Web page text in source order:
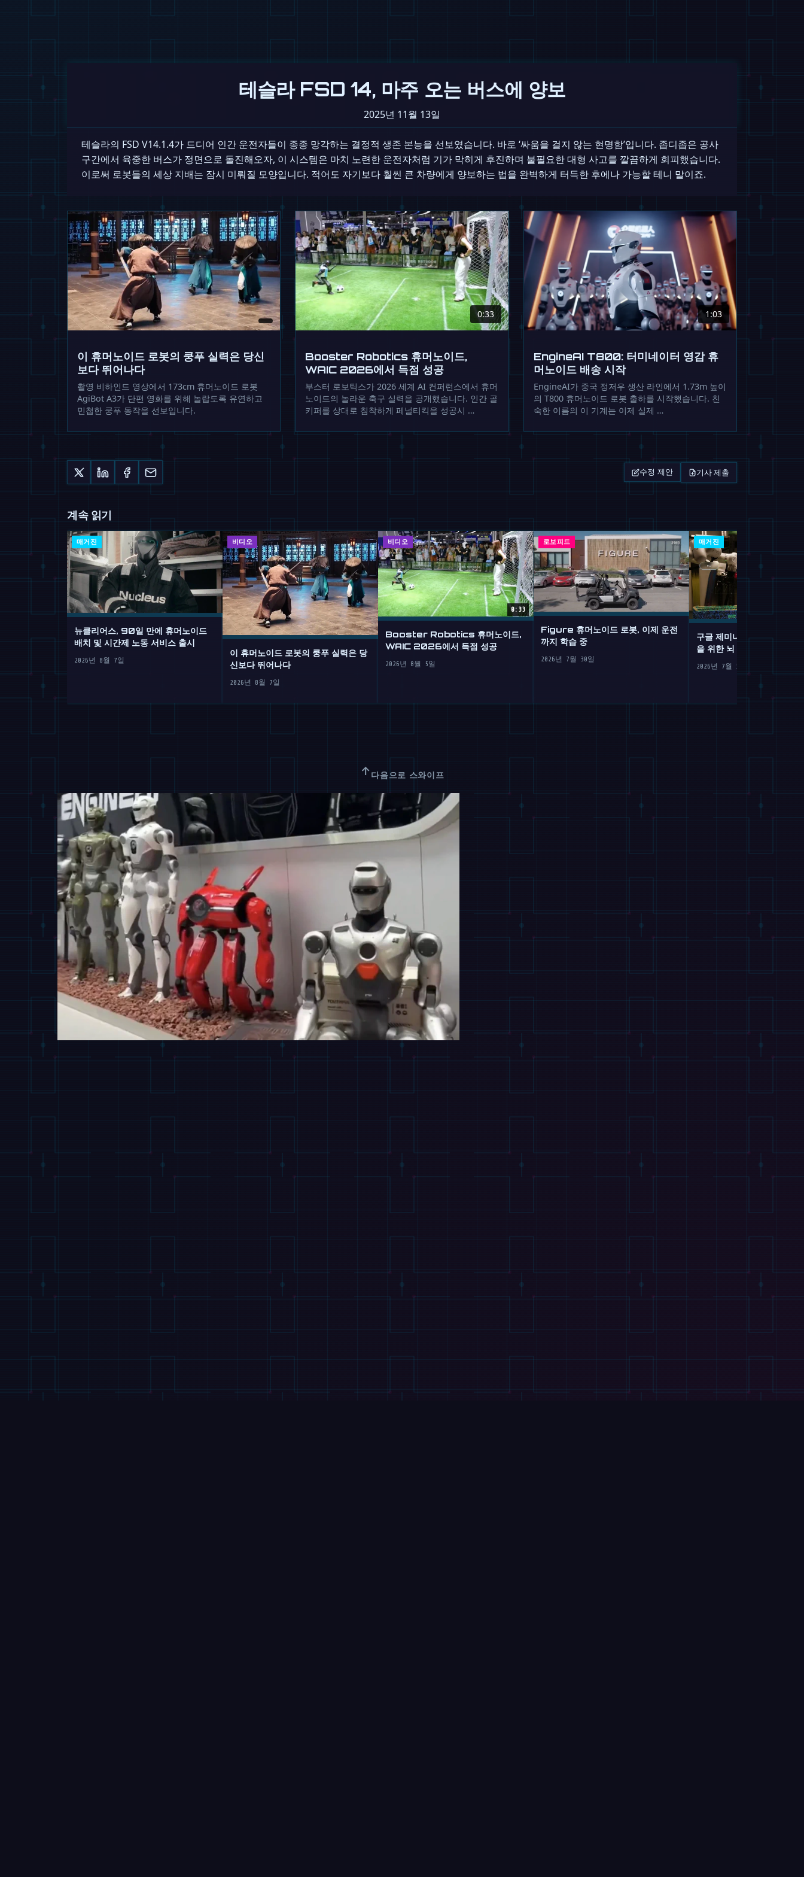
테슬라 FSD 14, 마주 오는 버스에 양보
2025년 11월 13일
테슬라의 FSD V14.1.4가 드디어 인간 운전자들이 종종 망각하는 결정적 생존 본능을 선보였습니다. 바로 ‘싸움을 걸지 않는 현명함’입니다. 좁디좁은 공사
구간에서 육중한 버스가 정면으로 돌진해오자, 이 시스템은 마치 노련한 운전자처럼 기가 막히게 후진하며 불필요한 대형 사고를 깔끔하게 회피했습니다.
이로써 로봇들의 세상 지배는 잠시 미뤄질 모양입니다. 적어도 자기보다 훨씬 큰 차량에게 양보하는 법을 완벽하게 터득한 후에나 가능할 테니 말이죠.
이 휴머노이드 로봇의 쿵푸 실력은 당신
보다 뛰어나다
촬영 비하인드 영상에서 173cm 휴머노이드 로봇
AgiBot A3가 단편 영화를 위해 놀랍도록 유연하고
민첩한 쿵푸 동작을 선보입니다.
0:33
Booster Robotics 휴머노이드,
WAIC 2026에서 득점 성공
부스터 로보틱스가 2026 세계 AI 컨퍼런스에서 휴머
노이드의 놀라운 축구 실력을 공개했습니다. 인간 골
키퍼를 상대로 침착하게 페널티킥을 성공시 …
1:03
EngineAI T800: 터미네이터 영감 휴
머노이드 배송 시작
EngineAI가 중국 정저우 생산 라인에서 1.73m 높이
의 T800 휴머노이드 로봇 출하를 시작했습니다. 친
숙한 이름의 이 기계는 이제 실제 …
수정 제안 기사 제출
계속 읽기
매거진
뉴클리어스, 90일 만에 휴머노이드
배치 및 시간제 노동 서비스 출시
2026년 8월 7일
비디오
이 휴머노이드 로봇의 쿵푸 실력은 당
신보다 뛰어나다
2026년 8월 7일
비디오
0:33
Booster Robotics 휴머노이드,
WAIC 2026에서 득점 성공
2026년 8월 5일
로보피드
Figure 휴머노이드 로봇, 이제 운전
까지 학습 중
2026년 7월 30일
매거진
구글 제미나이 로보틱스 2:
을 위한 뇌 이식
2026년 7월 30일
↑다음으로 스와이프